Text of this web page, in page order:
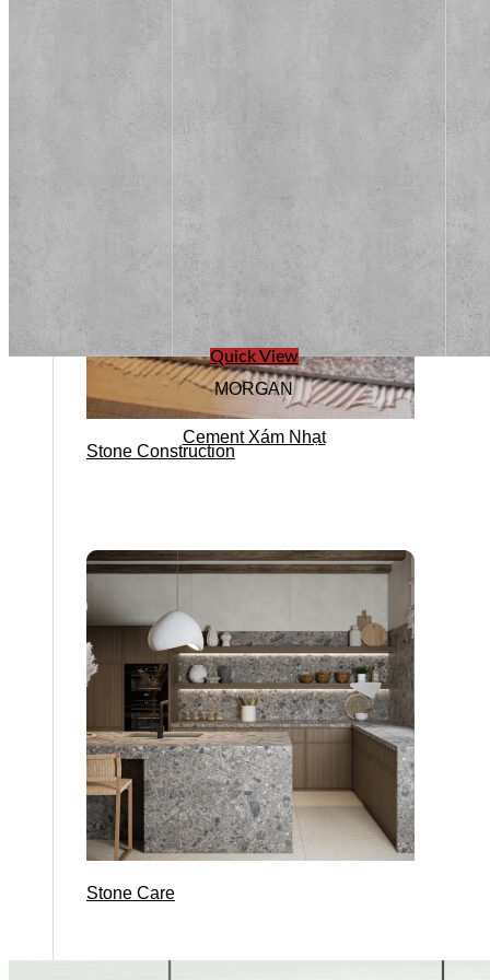
Stone Construction
Stone Care
Quick View
MORGAN
Cement Xám Nhạt